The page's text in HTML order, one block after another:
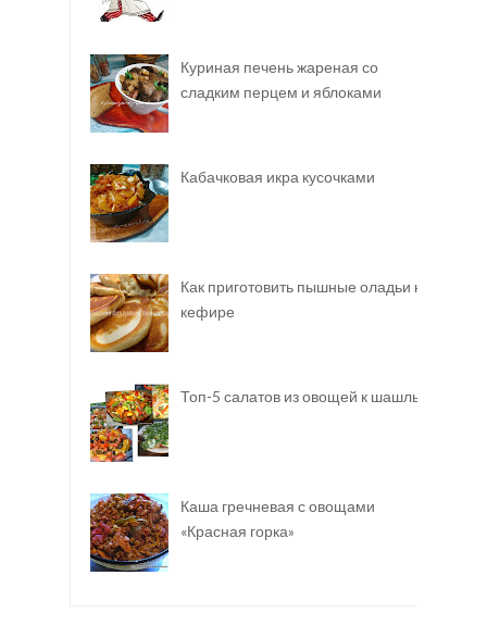
Куриная печень жареная со
сладким перцем и яблоками
Кабачковая икра кусочками
Как приготовить пышные оладьи на
кефире
Топ-5 салатов из овощей к шашлыку
Каша гречневая с овощами
«Красная горка»